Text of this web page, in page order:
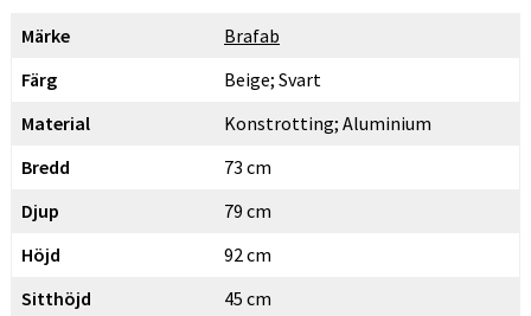
Märke
Brafab
Färg
Beige; Svart
Material
Konstrotting; Aluminium
Bredd
73 cm
Djup
79 cm
Höjd
92 cm
Sitthöjd
45 cm